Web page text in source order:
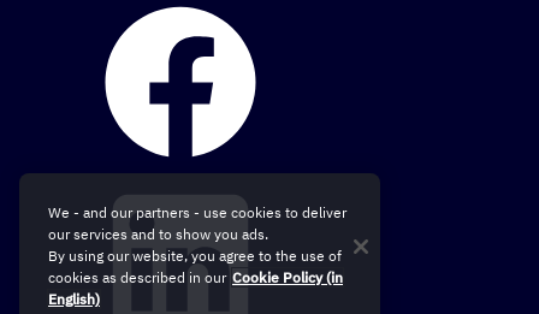
We - and our partners - use cookies to deliver
our services and to show you ads.
By using our website, you agree to the use of
cookies as described in our Cookie Policy (in
English)